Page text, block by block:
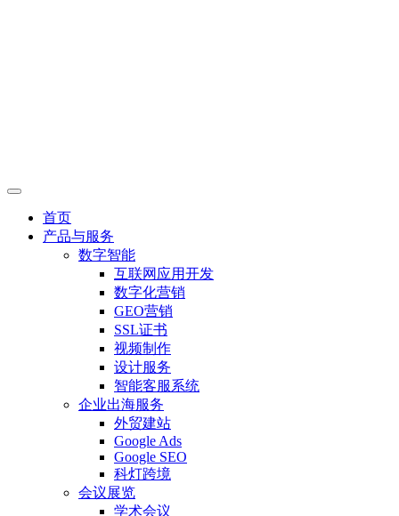
首页
产品与服务
数字智能
互联网应用开发
数字化营销
GEO营销
SSL证书
视频制作
设计服务
智能客服系统
企业出海服务
外贸建站
Google Ads
Google SEO
科灯跨境
会议展览
学术会议